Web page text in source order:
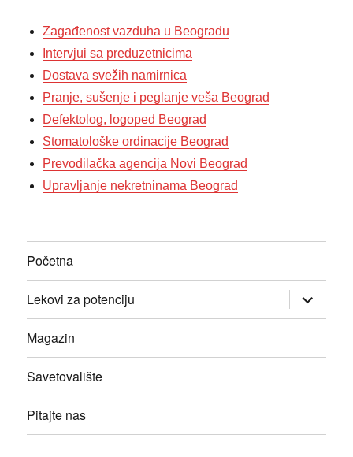
Zagađenost vazduha u Beogradu
Intervjui sa preduzetnicima
Dostava svežih namirnica
Pranje, sušenje i peglanje veša Beograd
Defektolog, logoped Beograd
Stomatološke ordinacije Beograd
Prevodilačka agencija Novi Beograd
Upravljanje nekretninama Beograd
Početna
Lekovi za potenciju
прошири
изборник
дете
Magazin
Savetovalište
Pitajte nas